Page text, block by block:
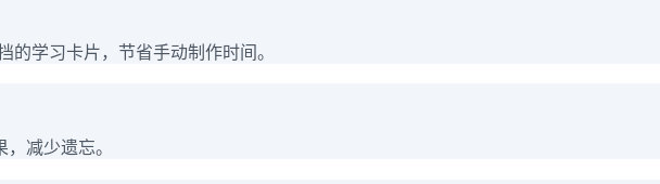
的学习卡片，节省手动制作时间。
减少遗忘。